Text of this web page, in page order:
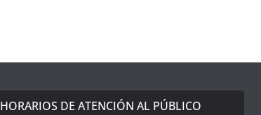
HORARIOS DE ATENCIÓN AL PÚBLICO